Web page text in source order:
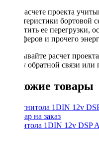
При расчете проекта
характеристики
допустить ее перегрузки,
сабвуферов и прочего
Заказывайте расчет
форму обратной связи
Похожие товары
Магнитола 1DIN 12v DSP